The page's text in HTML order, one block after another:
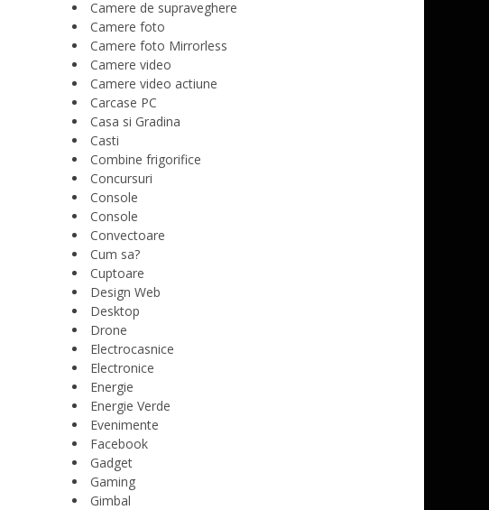
Camere de supraveghere
Camere foto
Camere foto Mirrorless
Camere video
Camere video actiune
Carcase PC
Casa si Gradina
Casti
Combine frigorifice
Concursuri
Console
Console
Convectoare
Cum sa?
Cuptoare
Design Web
Desktop
Drone
Electrocasnice
Electronice
Energie
Energie Verde
Evenimente
Facebook
Gadget
Gaming
Gimbal